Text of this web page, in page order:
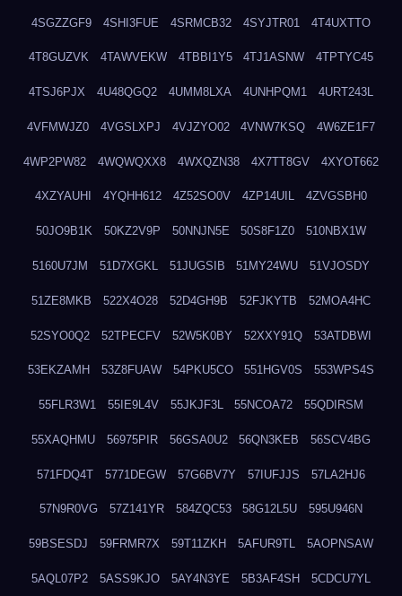
4SGZZGF9 4SHI3FUE 4SRMCB32 4SYJTR01 4T4UXTTO
4T8GUZVK 4TAWVEKW 4TBBI1Y5 4TJ1ASNW 4TPTYC45
4TSJ6PJX 4U48QGQ2 4UMM8LXA 4UNHPQM1 4URT243L
4VFMWJZ0 4VGSLXPJ 4VJZYO02 4VNW7KSQ 4W6ZE1F7
4WP2PW82 4WQWQXX8 4WXQZN38 4X7TT8GV 4XYOT662
4XZYAUHI 4YQHH612 4Z52SO0V 4ZP14UIL 4ZVGSBH0
50JO9B1K 50KZ2V9P 50NNJN5E 50S8F1Z0 510NBX1W
5160U7JM 51D7XGKL 51JUGSIB 51MY24WU 51VJOSDY
51ZE8MKB 522X4O28 52D4GH9B 52FJKYTB 52MOA4HC
52SYO0Q2 52TPECFV 52W5K0BY 52XXY91Q 53ATDBWI
53EKZAMH 53Z8FUAW 54PKU5CO 551HGV0S 553WPS4S
55FLR3W1 55IE9L4V 55JKJF3L 55NCOA72 55QDIRSM
55XAQHMU 56975PIR 56GSA0U2 56QN3KEB 56SCV4BG
571FDQ4T 5771DEGW 57G6BV7Y 57IUFJJS 57LA2HJ6
57N9R0VG 57Z141YR 584ZQC53 58G12L5U 595U946N
59BSESDJ 59FRMR7X 59T11ZKH 5AFUR9TL 5AOPNSAW
5AQL07P2 5ASS9KJO 5AY4N3YE 5B3AF4SH 5CDCU7YL